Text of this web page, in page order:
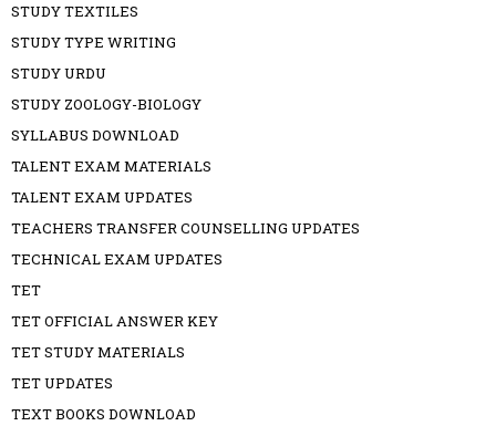
STUDY TEXTILES
STUDY TYPE WRITING
STUDY URDU
STUDY ZOOLOGY-BIOLOGY
SYLLABUS DOWNLOAD
TALENT EXAM MATERIALS
TALENT EXAM UPDATES
TEACHERS TRANSFER COUNSELLING UPDATES
TECHNICAL EXAM UPDATES
TET
TET OFFICIAL ANSWER KEY
TET STUDY MATERIALS
TET UPDATES
TEXT BOOKS DOWNLOAD